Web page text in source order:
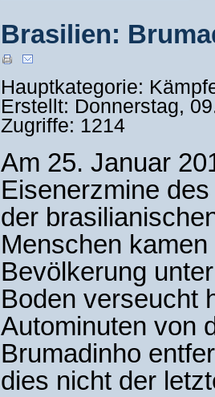
Brasilien:
Hauptkategorie:
Erstellt: Donnerstag,
Zugriffe: 1214
Am 25. Januar
Eisenerzmine
der
Menschen
Bevölkerung
Boden verseucht
Autominuten von
Brumadinho
dies nicht der